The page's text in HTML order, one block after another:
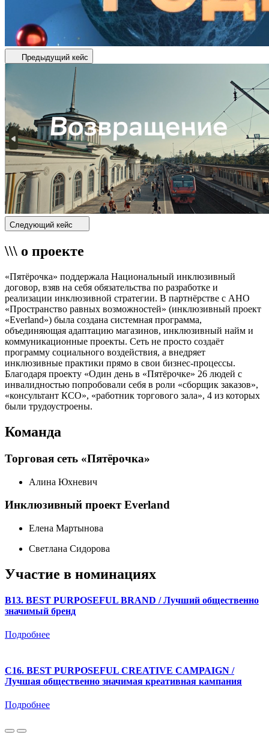
Предыдущий кейс
Следующий кейс
\\\ о проекте
«Пятёрочка» поддержала Национальный инклюзивный
договор, взяв на себя обязательства по разработке и
реализации инклюзивной стратегии. В партнёрстве с АНО
«Пространство равных возможностей» (инклюзивный проект
«Everland») была создана системная программа,
объединяющая адаптацию магазинов, инклюзивный найм и
коммуникационные проекты. Сеть не просто создаёт
программу социального воздействия, а внедряет
инклюзивные практики прямо в свои бизнес-процессы.
Благодаря проекту «Один день в «Пятёрочке» 26 людей с
инвалидностью попробовали себя в роли «сборщик заказов»,
«консультант КСО», «работник торгового зала», 4 из которых
были трудоустроены.
Команда
Торговая сеть «Пятёрочка»
Алина Юхневич
Инклюзивный проект Everland
Елена Мартынова
Светлана Сидорова
Участие в номинациях
B13. BEST PURPOSEFUL BRAND / Лучший общественно
значимый бренд
Подробнее
C16. BEST PURPOSEFUL CREATIVE CAMPAIGN /
Лучшая общественно значимая креативная кампания
Подробнее